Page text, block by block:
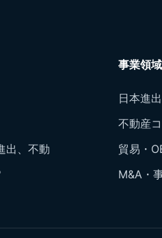
出、不動
事業領域
日本進
不動産
貿易・
M&A・